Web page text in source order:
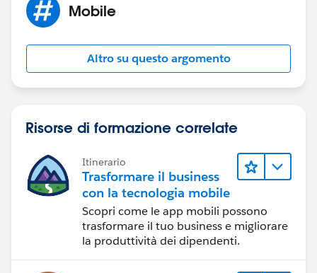
Mobile
Altro su questo argomento
Risorse di formazione correlate
Itinerario
Trasformare il business
con la tecnologia mobile
Scopri come le app mobili possono
trasformare il tuo business e migliorare
la produttività dei dipendenti.